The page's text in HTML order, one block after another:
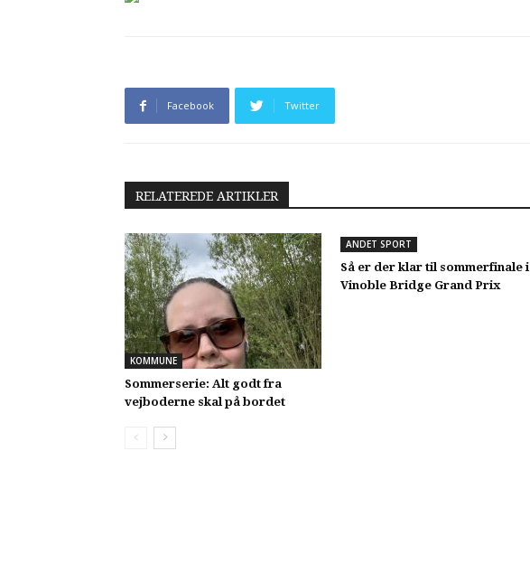
Facebook Twitter
RELATEREDE ARTIKLER
KOMMUNE
Sommerserie: Alt godt fra
vejboderne skal på bordet
ANDET SPORT
Så er der klar til sommerfinale i
Vinoble Bridge Grand Prix